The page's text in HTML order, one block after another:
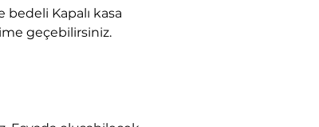
Kapalı kasa
geçebilirsiniz.